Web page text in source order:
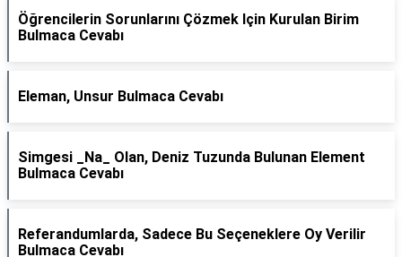
Öğrencilerin Sorunlarını Çözmek Için Kurulan Birim
Bulmaca Cevabı
Eleman, Unsur Bulmaca Cevabı
Simgesi _Na_ Olan, Deniz Tuzunda Bulunan Element
Bulmaca Cevabı
Referandumlarda, Sadece Bu Seçeneklere Oy Verilir
Bulmaca Cevabı